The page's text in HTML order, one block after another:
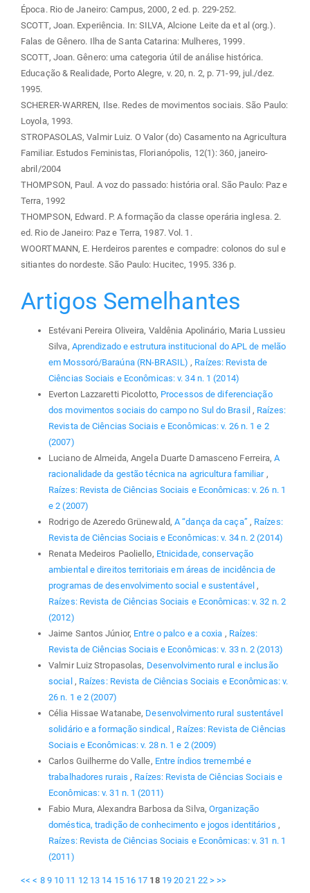
Época. Rio de Janeiro: Campus, 2000, 2 ed. p. 229-252.
SCOTT, Joan. Experiência. In: SILVA, Alcione Leite da et al (org.).
Falas de Gênero. Ilha de Santa Catarina: Mulheres, 1999.
SCOTT, Joan. Gênero: uma categoria útil de análise histórica.
Educação & Realidade, Porto Alegre, v. 20, n. 2, p. 71-99, jul./dez.
1995.
SCHERER-WARREN, Ilse. Redes de movimentos sociais. São Paulo:
Loyola, 1993.
STROPASOLAS, Valmir Luiz. O Valor (do) Casamento na Agricultura
Familiar. Estudos Feministas, Florianópolis, 12(1): 360, janeiro-
abril/2004
THOMPSON, Paul. A voz do passado: história oral. São Paulo: Paz e
Terra, 1992
THOMPSON, Edward. P. A formação da classe operária inglesa. 2.
ed. Rio de Janeiro: Paz e Terra, 1987. Vol. 1.
WOORTMANN, E. Herdeiros parentes e compadre: colonos do sul e
sitiantes do nordeste. São Paulo: Hucitec, 1995. 336 p.
Artigos Semelhantes
Estévani Pereira Oliveira, Valdênia Apolinário, Maria Lussieu
Silva, Aprendizado e estrutura institucional do APL de melão
em Mossoró/Baraúna (RN-BRASIL) , Raízes: Revista de
Ciências Sociais e Econômicas: v. 34 n. 1 (2014)
Everton Lazzaretti Picolotto, Processos de diferenciação
dos movimentos sociais do campo no Sul do Brasil , Raízes:
Revista de Ciências Sociais e Econômicas: v. 26 n. 1 e 2
(2007)
Luciano de Almeida, Angela Duarte Damasceno Ferreira,A
racionalidade da gestão técnica na agricultura familiar ,
Raízes: Revista de Ciências Sociais e Econômicas: v. 26 n. 1
e 2 (2007)
Rodrigo de Azeredo Grünewald,A “dança da caça” , Raízes:
Revista de Ciências Sociais e Econômicas: v. 34 n. 2 (2014)
Renata Medeiros Paoliello, Etnicidade, conservação
ambiental e direitos territoriais em áreas de incidência de
programas de desenvolvimento social e sustentável ,
Raízes: Revista de Ciências Sociais e Econômicas: v. 32 n. 2
(2012)
Jaime Santos Júnior, Entre o palco e a coxia , Raízes:
Revista de Ciências Sociais e Econômicas: v. 33 n. 2 (2013)
Valmir Luiz Stropasolas, Desenvolvimento rural e inclusão
social , Raízes: Revista de Ciências Sociais e Econômicas: v.
26 n. 1 e 2 (2007)
Célia Hissae Watanabe, Desenvolvimento rural sustentável
solidário e a formação sindical , Raízes: Revista de Ciências
Sociais e Econômicas: v. 28 n. 1 e 2 (2009)
Carlos Guilherme do Valle, Entre índios tremembé e
trabalhadores rurais , Raízes: Revista de Ciências Sociais e
Econômicas: v. 31 n. 1 (2011)
Fabio Mura, Alexandra Barbosa da Silva,Organização
doméstica, tradição de conhecimento e jogos identitários ,
Raízes: Revista de Ciências Sociais e Econômicas: v. 31 n. 1
(2011)
<< < 8 9 10 11 12 13 14 15 16 17 18 19 20 21 22 > >>